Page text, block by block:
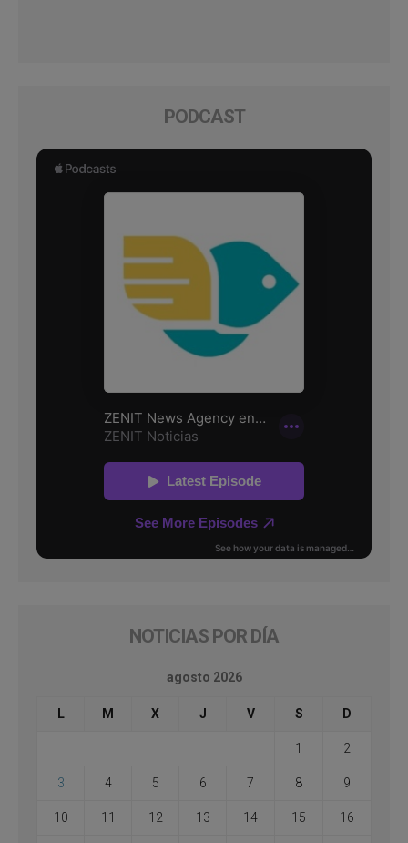
PODCAST
NOTICIAS POR DÍA
agosto 2026
L M X J V S D
1 2
3 4 5 6 7 8 9
10 11 12 13 14 15 16